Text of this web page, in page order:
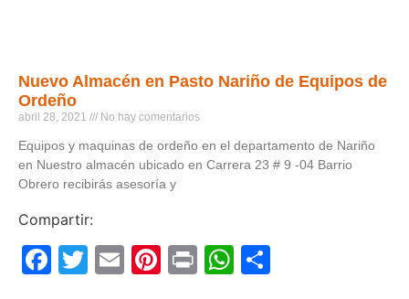
Nuevo Almacén en Pasto Nariño de Equipos de
Ordeño
abril 28, 2021 No hay comentarios
Equipos y maquinas de ordeño en el departamento de Nariño
en Nuestro almacén ubicado en Carrera 23 # 9 -04 Barrio
Obrero recibirás asesoría y
Compartir:
Facebook
Twitter
EmailPinterest
PrintWhatsApp